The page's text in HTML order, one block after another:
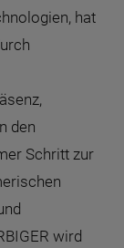
hat
den
Schritt zur
wird